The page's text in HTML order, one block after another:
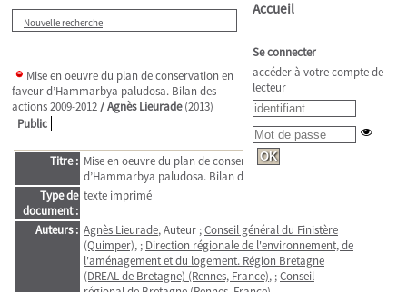
Nouvelle recherche
Mise en oeuvre du plan de conservation en
faveur d’Hammarbya paludosa. Bilan des
actions 2009-2012/Agnès Lieurade(2013)
Public
Titre : Mise en oeuvre du plan de conservation en faveur
d’Hammarbya paludosa. Bilan des actions 2009-2012
Type de
document :
texte imprimé
Auteurs : Agnès Lieurade, Auteur ;Conseil général du Finistère
(Quimper), ; Direction régionale de l'environnement, de
l'aménagement et du logement. Région Bretagne
(DREAL de Bretagne) (Rennes, France), ;Conseil
Accueil
Se connecter
accéder à votre compte de
lecteur